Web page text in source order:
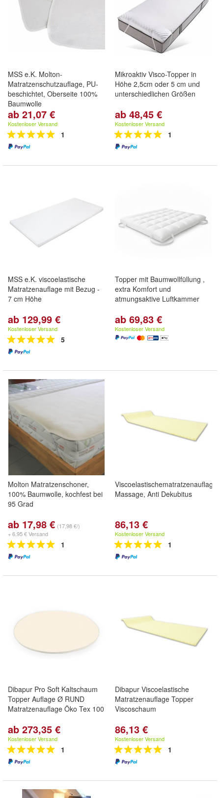
MSS e.K. Molton-
Matratzenschutzauflage, PU-
beschichtet, Oberseite 100%
Baumwolle
ab 21,07 €
Kostenloser Versand
1
Mikroaktiv Visco-Topper in
Höhe 2,5cm oder 5 cm und
unterschiedlichen Größen
ab 48,45 €
Kostenloser Versand
1
MSS e.K. viscoelastische
Matratzenauflage mit Bezug -
7 cm Höhe
ab 129,99 €
Kostenloser Versand
5
Topper mit Baumwollfüllung ,
extra Komfort und
atmungsaktive Luftkammer
ab 69,83 €
Kostenloser Versand
Molton Matratzenschoner,
100% Baumwolle, kochfest bei
95 Grad
ab 17,98 € (17,98 €/)
+ 6,95 € Versand
1
Massage, Anti Dekubitus
86,13 €
Kostenloser Versand
1
Dibapur Pro Soft Kaltschaum
Topper Auflage Ø RUND
Matratzenauflage Öko Tex 100
ab 273,35 €
Kostenloser Versand
1
Dibapur Viscoelastische
Matratzenauflage Topper
Viscoschaum
86,13 €
Kostenloser Versand
1